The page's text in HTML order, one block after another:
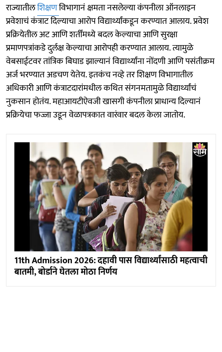
राज्यातीलशिक्षणविभागानं क्षमता नसलेल्या कंपनीला ऑनलाइन
प्रवेशाचं कंत्राट दिल्याचा आरोप विद्यार्थ्यांकडून करण्यात आलाय. प्रवेश
प्रक्रियेतील अट आणि शर्तींमध्ये बदल केल्याचा आणि सुरक्षा
प्रमाणपत्रांकडे दुर्लक्ष केल्याचा आरोपही करण्यात आलाय. त्यामुळे
वेबसाईटवर तांत्रिक बिघाड झाल्यानं विद्यार्थ्यांना नोंदणी आणि पसंतीक्रम
अर्ज भरण्यात अडचण येतेय. इतकंच नव्हे तर शिक्षण विभागातील
अधिकारी आणि कंत्राटदारांमधील कथित संगनमतामुळे विद्यार्थ्यांचं
नुकसान होतंय. महाआयटीऐवजी खासगी कंपनीला प्राधान्य दिल्यानं
प्रक्रियेचा फज्जा उडून वेळापत्रकात वारंवार बदल केला जातोय.
11th Admission 2026: दहावी पास विद्यार्थ्यांसाठी महत्वाची
बातमी, बोर्डाने घेतला मोठा निर्णय